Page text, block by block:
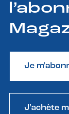
Je
J'achète